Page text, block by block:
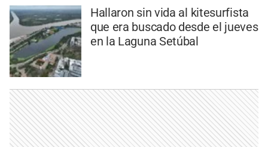
Hallaron sin vida al kitesurfista
que era buscado desde el jueves
en la Laguna Setúbal